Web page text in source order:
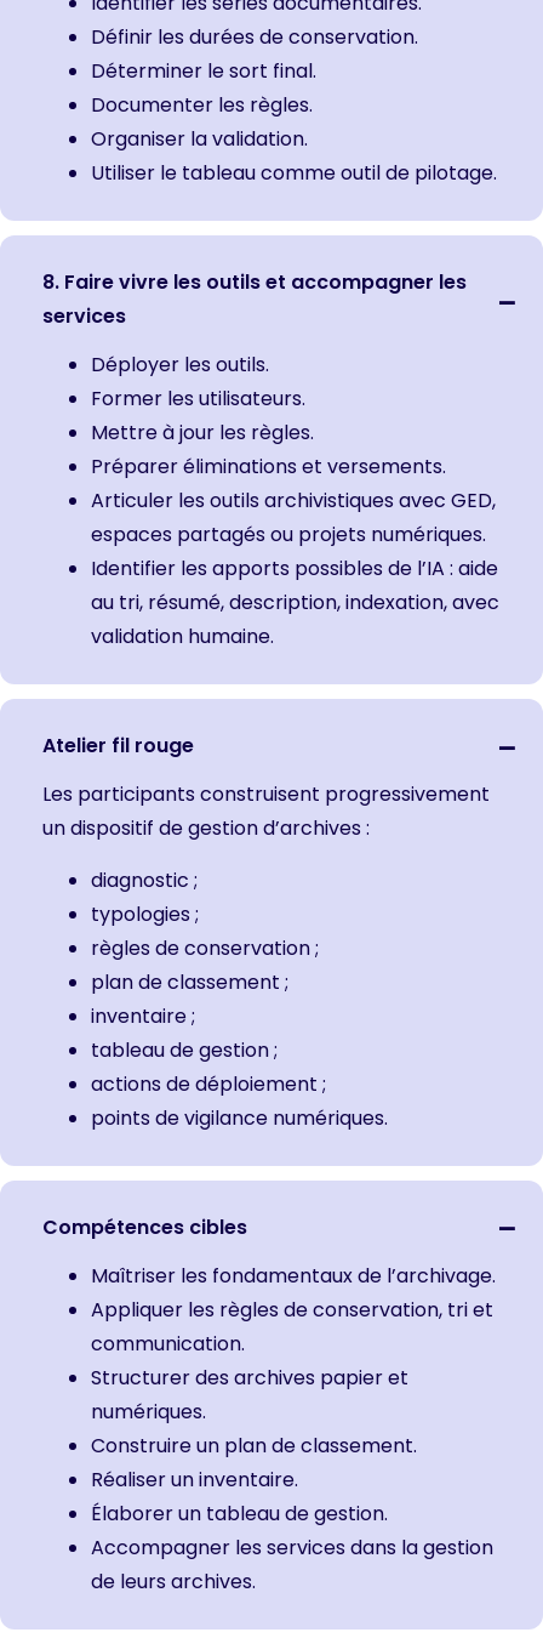
Définir les durées de conservation.
Déterminer le sort final.
Documenter les règles.
Organiser la validation.
Utiliser le tableau comme outil de pilotage.
8. Faire vivre les outils et accompagner les
services
Déployer les outils.
Former les utilisateurs.
Mettre à jour les règles.
Préparer éliminations et versements.
Articuler les outils archivistiques avec GED,
espaces partagés ou projets numériques.
Identifier les apports possibles de l’IA : aide
au tri, résumé, description, indexation, avec
validation humaine.
Atelier fil rouge
Les participants construisent progressivement
un dispositif de gestion d’archives :
diagnostic ;
typologies ;
règles de conservation ;
plan de classement ;
inventaire ;
tableau de gestion ;
actions de déploiement ;
points de vigilance numériques.
Compétences cibles
Maîtriser les fondamentaux de l’archivage.
Appliquer les règles de conservation, tri et
communication.
Structurer des archives papier et
numériques.
Construire un plan de classement.
Réaliser un inventaire.
Élaborer un tableau de gestion.
Accompagner les services dans la gestion
de leurs archives.